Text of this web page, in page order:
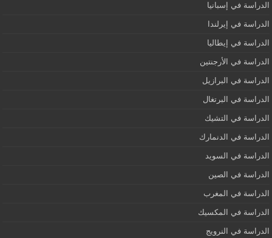
الدراسة في إسبانيا
الدراسة في إيرلندا
الدراسة في إيطاليا
الدراسة في الأرجنتين
الدراسة في البرازيل
الدراسة في البرتغال
الدراسة في التشيك
الدراسة في الدنمارك
الدراسة في السويد
الدراسة في الصين
الدراسة في المغرب
الدراسة في المكسيك
الدراسة في النرويج